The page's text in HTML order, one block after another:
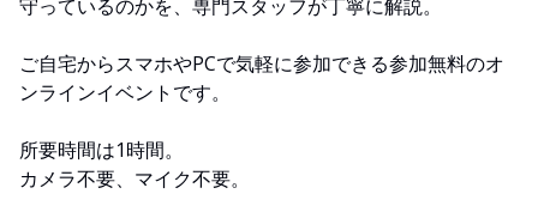
守っているのかを、専門スタッフが丁寧に解説。
ご自宅からスマホやPCで気軽に参加できる参加無料のオ
ンラインイベントです。
所要時間は1時間。
カメラ不要、マイク不要。